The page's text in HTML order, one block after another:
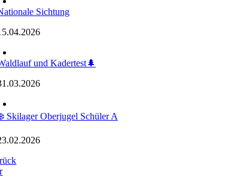
Sichtung
und Kadertest🌲
Skilager Oberjugel Schüler A